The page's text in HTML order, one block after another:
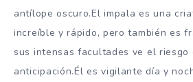
antílope oscuro.El impala es una
increíble y rápido, pero también es
sus intensas facultades ve el riesgo
anticipación.Él es vigilante día y